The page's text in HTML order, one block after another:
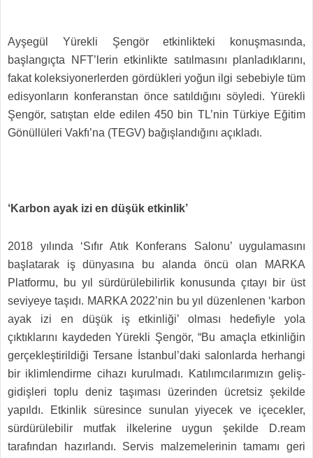
Ayşegül Yürekli Şengör etkinlikteki konuşmasında,
başlangıçta NFT’lerin etkinlikte satılmasını planladıklarını,
fakat koleksiyonerlerden gördükleri yoğun ilgi sebebiyle tüm
edisyonların konferanstan önce satıldığını söyledi. Yürekli
Şengör, satıştan elde edilen 450 bin TL’nin Türkiye Eğitim
Gönüllüleri Vakfı’na (TEGV) bağışlandığını açıkladı.
‘Karbon ayak izi en düşük etkinlik’
2018 yılında ‘Sıfır Atık Konferans Salonu’ uygulamasını
başlatarak iş dünyasına bu alanda öncü olan MARKA
Platformu, bu yıl sürdürülebilirlik konusunda çıtayı bir üst
seviyeye taşıdı. MARKA 2022’nin bu yıl düzenlenen ‘karbon
ayak izi en düşük iş etkinliği’ olması hedefiyle yola
çıktıklarını kaydeden Yürekli Şengör, “Bu amaçla etkinliğin
gerçekleştirildiği Tersane İstanbul’daki salonlarda herhangi
bir iklimlendirme cihazı kurulmadı. Katılımcılarımızın geliş-
gidişleri toplu deniz taşıması üzerinden ücretsiz şekilde
yapıldı. Etkinlik süresince sunulan yiyecek ve içecekler,
sürdürülebilir mutfak ilkelerine uygun şekilde D.ream
tarafından hazırlandı. Servis malzemelerinin tamamı geri